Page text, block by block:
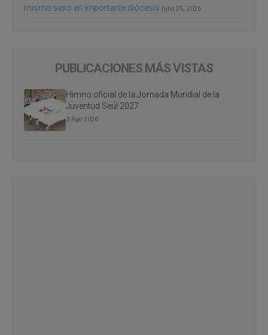
mismo sexo en importante diócesis julio 25, 2026
PUBLICACIONES MÁS VISTAS
Himno oficial de la Jornada Mundial de la
Juventud Seúl 2027
3 Ago 2026